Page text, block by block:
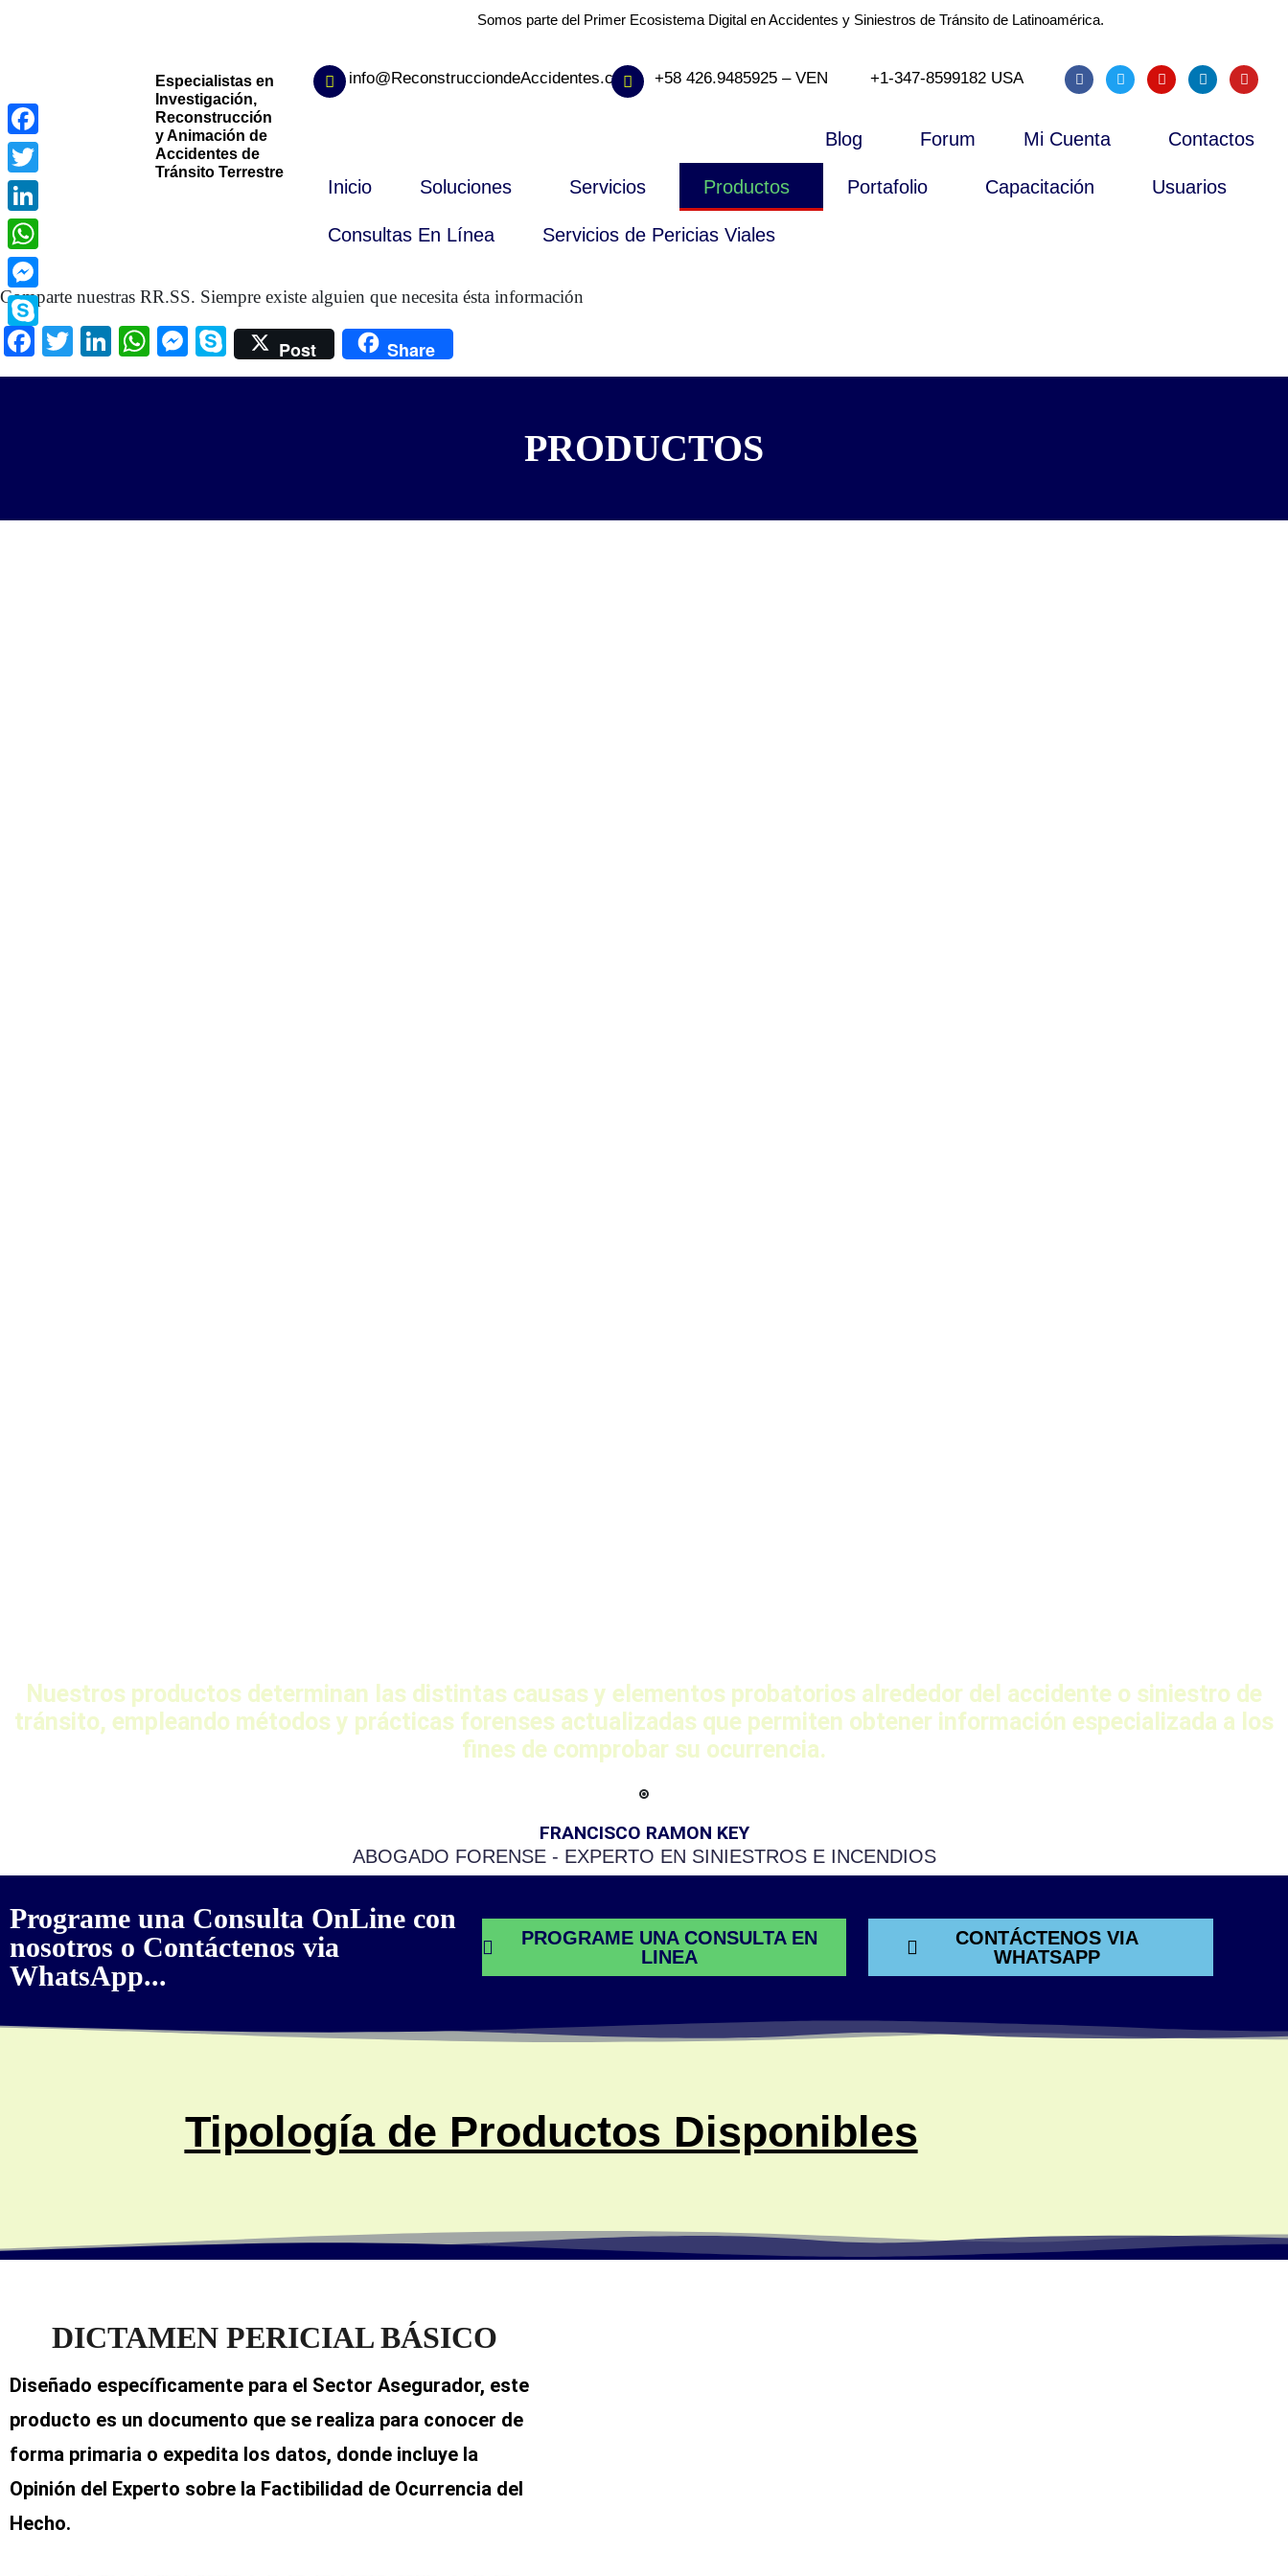
Especialistas en
Investigación,
Reconstrucción
y Animación de
Accidentes de
Tránsito Terrestre
Somos parte del Primer Ecosistema Digital en Accidentes y Siniestros de Tránsito de Latinoamérica.
info@ReconstrucciondeAccidentes.com +58 426.9485925 – VEN +1-347-8599182 USA
Blog Forum Mi Cuenta Contactos
Inicio Soluciones Servicios Productos Portafolio Capacitación Usuarios
Consultas En Línea Servicios de Pericias Viales
Comparte nuestras RR.SS. Siempre existe alguien que necesita ésta información
Facebook
TwitterLinkedIn
WhatsApp
Messenger
Skype
Post Share
PRODUCTOS
Nuestros productos determinan las distintas causas y elementos probatorios alrededor del accidente o siniestro de
tránsito, empleando métodos y prácticas forenses actualizadas que permiten obtener información especializada a los
fines de comprobar su ocurrencia.
FRANCISCO RAMON KEY
ABOGADO FORENSE - EXPERTO EN SINIESTROS E INCENDIOS
Programe una Consulta OnLine con
nosotros o Contáctenos via
WhatsApp...
PROGRAME UNA CONSULTA EN
LINEA
CONTÁCTENOS VIA
WHATSAPP
Tipología de Productos Disponibles
DICTAMEN PERICIAL BÁSICO
Diseñado específicamente para el Sector Asegurador, este
producto es un documento que se realiza para conocer de
forma primaria o expedita los datos, donde incluye la
Opinión del Experto sobre la Factibilidad de Ocurrencia del
Hecho.
Facebook
Twitter
LinkedIn
WhatsApp
Messenger
Skype